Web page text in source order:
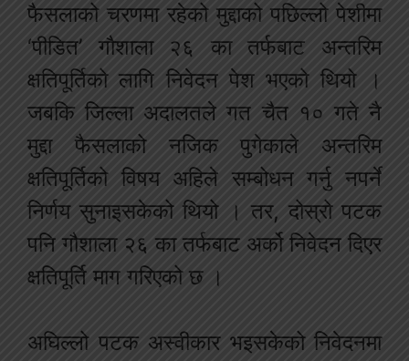
फैसलाको चरणमा रहेको मुद्दाको पछिल्लो पेशीमा
‘पीडित’ गौशाला २६ का तर्फबाट अन्तरिम
क्षतिपूर्तिको लागि निवेदन पेश भएको थियो ।
जबकि जिल्ला अदालतले गत चैत १० गते नै
मुद्दा फैसलाको नजिक पुगेकाले अन्तरिम
क्षतिपूर्तिको विषय अहिले सम्बोधन गर्नु नपर्ने
निर्णय सुनाइसकेको थियो । तर, दोस्रो पटक
पनि गौशाला २६ का तर्फबाट अर्को निवेदन दिएर
क्षतिपूर्ति माग गरिएको छ ।
अघिल्लो पटक अस्वीकार भइसकेको निवेदनमा